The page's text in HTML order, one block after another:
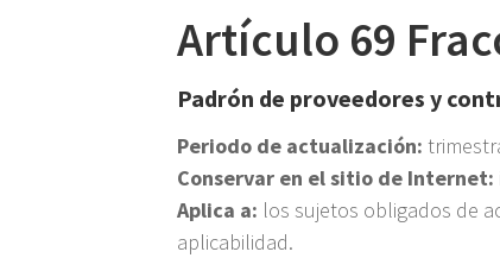
Artículo 69
Padrón de proveedores y
Periodo de actualización:
Conservar en el sitio de Internet:
Aplica a: los sujetos obligados de
aplicabilidad.